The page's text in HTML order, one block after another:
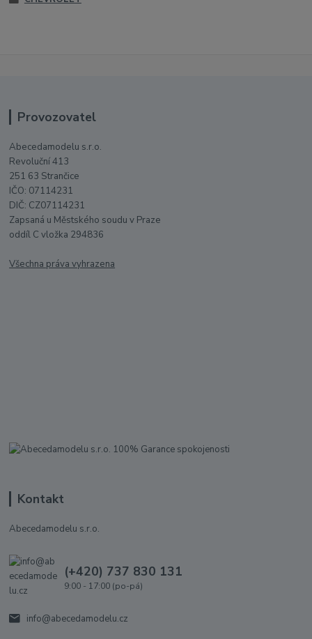
Provozovatel
Abecedamodelu s.r.o.
Revoluční 413
251 63 Strančice
IČO: 07114231
DIČ: CZ07114231
Zapsaná u Městského soudu v Praze
oddíl C vložka 294836
Všechna práva vyhrazena
Kontakt
Abecedamodelu s.r.o.
(+420) 737 830 131
9:00 - 17:00 (po-pá)
info@abecedamodelu.cz